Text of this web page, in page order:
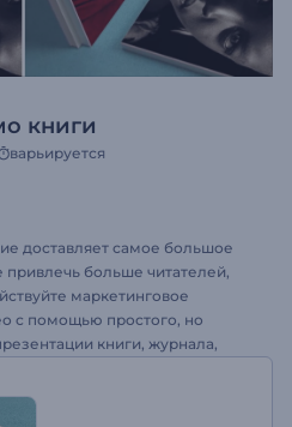
книги
варьируется
доставляет самое большое
привлечь больше читателей,
маркетинговое
с помощью простого, но
книги, журнала,
читателей.